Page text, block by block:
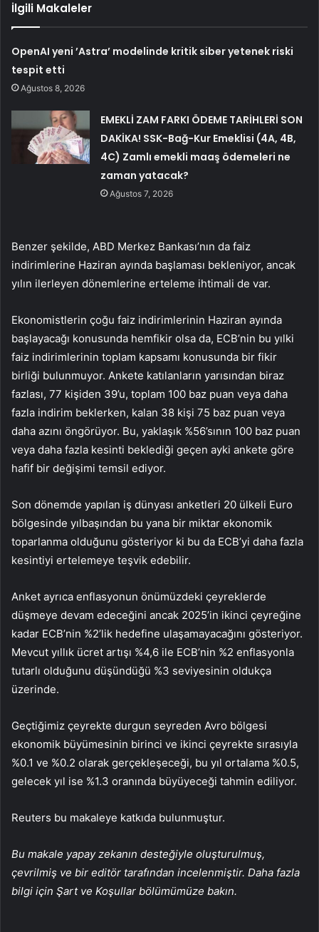
İlgili Makaleler
OpenAI yeni ’Astra’ modelinde kritik siber yetenek riski
tespit etti
Ağustos 8, 2026
EMEKLİ ZAM FARKI ÖDEME TARİHLERİ SON
DAKİKA! SSK-Bağ-Kur Emeklisi (4A, 4B,
4C) Zamlı emekli maaş ödemeleri ne
zaman yatacak?
Ağustos 7, 2026
Benzer şekilde, ABD Merkez Bankası’nın da faiz
indirimlerine Haziran ayında başlaması bekleniyor, ancak
yılın ilerleyen dönemlerine erteleme ihtimali de var.
Ekonomistlerin çoğu faiz indirimlerinin Haziran ayında
başlayacağı konusunda hemfikir olsa da, ECB’nin bu yılki
faiz indirimlerinin toplam kapsamı konusunda bir fikir
birliği bulunmuyor. Ankete katılanların yarısından biraz
fazlası, 77 kişiden 39’u, toplam 100 baz puan veya daha
fazla indirim beklerken, kalan 38 kişi 75 baz puan veya
daha azını öngörüyor. Bu, yaklaşık %56’sının 100 baz puan
veya daha fazla kesinti beklediği geçen ayki ankete göre
hafif bir değişimi temsil ediyor.
Son dönemde yapılan iş dünyası anketleri 20 ülkeli Euro
bölgesinde yılbaşından bu yana bir miktar ekonomik
toparlanma olduğunu gösteriyor ki bu da ECB’yi daha fazla
kesintiyi ertelemeye teşvik edebilir.
Anket ayrıca enflasyonun önümüzdeki çeyreklerde
düşmeye devam edeceğini ancak 2025’in ikinci çeyreğine
kadar ECB’nin %2’lik hedefine ulaşamayacağını gösteriyor.
Mevcut yıllık ücret artışı %4,6 ile ECB’nin %2 enflasyonla
tutarlı olduğunu düşündüğü %3 seviyesinin oldukça
üzerinde.
Geçtiğimiz çeyrekte durgun seyreden Avro bölgesi
ekonomik büyümesinin birinci ve ikinci çeyrekte sırasıyla
%0.1 ve %0.2 olarak gerçekleşeceği, bu yıl ortalama %0.5,
gelecek yıl ise %1.3 oranında büyüyeceği tahmin ediliyor.
Reuters bu makaleye katkıda bulunmuştur.
Bu makale yapay zekanın desteğiyle oluşturulmuş,
çevrilmiş ve bir editör tarafından incelenmiştir. Daha fazla
bilgi için Şart ve Koşullar bölümümüze bakın.